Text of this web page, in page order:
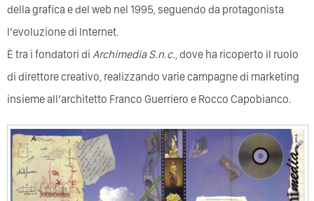
della grafica e del web nel 1995, seguendo da protagonista
l’evoluzione di Internet.
È tra i fondatori di Archimedia S.n.c., dove ha ricoperto il ruolo
di direttore creativo, realizzando varie campagne di marketing
insieme all’architetto Franco Guerriero e Rocco Capobianco.